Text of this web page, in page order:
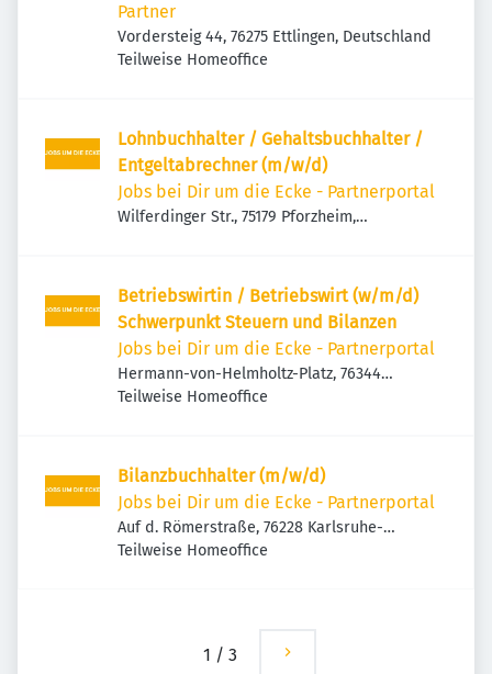
Partner
Vordersteig 44, 76275 Ettlingen, Deutschland
Teilweise Homeoffice
Lohnbuchhalter / Gehaltsbuchhalter /
Entgeltabrechner (m/w/d)
Jobs bei Dir um die Ecke - Partnerportal
Wilferdinger Str., 75179 Pforzheim,
Betriebswirtin / Betriebswirt (w/m/d)
Schwerpunkt Steuern und Bilanzen
Jobs bei Dir um die Ecke - Partnerportal
Hermann-von-Helmholtz-Platz, 76344
Eggenstein-Leopoldshafen, Deutschland
Teilweise Homeoffice
Bilanzbuchhalter (m/w/d)
Jobs bei Dir um die Ecke - Partnerportal
Auf d. Römerstraße, 76228 Karlsruhe-
Palmbach, Deutschland
Teilweise Homeoffice
1 / 3